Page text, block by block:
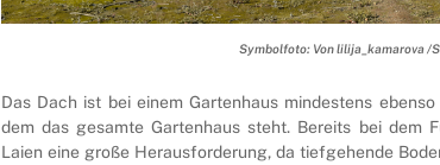
Symbolfoto: Von lilija_kamarova /
Das Dach ist bei einem Gartenhaus mindestens
dem das gesamte Gartenhaus steht. Bereits bei dem
Laien eine große Herausforderung, da tiefgehende